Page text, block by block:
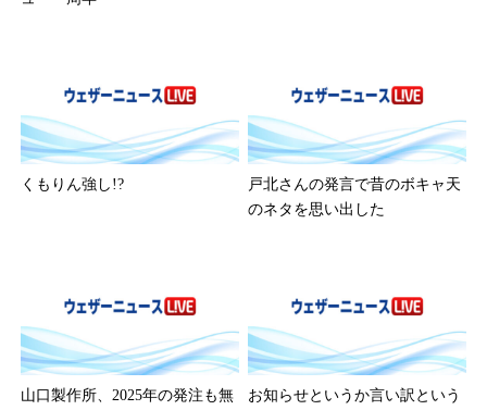
くもりん強し!?
戸北さんの発言で昔のボキャ天
のネタを思い出した
山口製作所、2025年の発注も無
お知らせというか言い訳という